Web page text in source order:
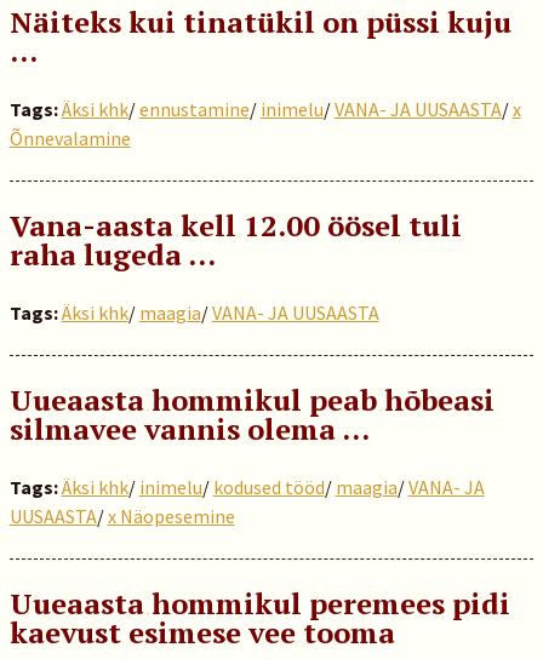
Näiteks kui tinatükil on püssi kuju
…
Tags:Äksi khk/ennustamine/ inimelu/VANA- JA UUSAASTA/x
Õnnevalamine
Vana-aasta kell 12.00 öösel tuli
raha lugeda ...
Tags:Äksi khk/ maagia/VANA- JA UUSAASTA
Uueaasta hommikul peab hõbeasi
silmavee vannis olema …
Tags:Äksi khk/ inimelu/ kodused tööd/ maagia/VANA- JA
UUSAASTA/x Näopesemine
Uueaasta hommikul peremees pidi
kaevust esimese vee tooma